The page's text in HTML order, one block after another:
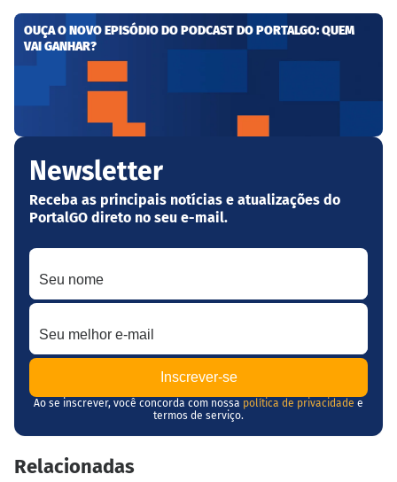
OUÇA O NOVO EPISÓDIO DO PODCAST DO PORTALGO: QUEM
VAI GANHAR?
Newsletter
Receba as principais notícias e atualizações do
PortalGO direto no seu e-mail.
Seu nome
Seu melhor e-mail
Ao se inscrever, você concorda com nossa política de privacidade e
termos de serviço.
Relacionadas